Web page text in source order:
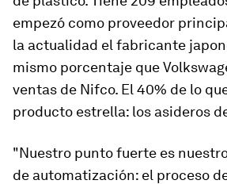
empezó como proveedor
la actualidad el fabricante
mismo porcentaje que
ventas de Nifco. El 40% de lo
producto estrella: los asideros
"Nuestro punto fuerte es
de automatización: el proceso